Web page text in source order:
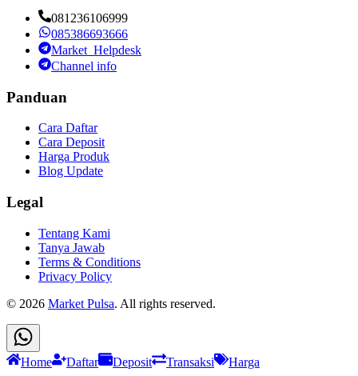
081236106999
085386693666
Market_Helpdesk
Channel info
Panduan
Cara Daftar
Cara Deposit
Harga Produk
Blog Update
Legal
Tentang Kami
Tanya Jawab
Terms & Conditions
Privacy Policy
© 2026 Market Pulsa. All rights reserved.
Home Daftar Deposit Transaksi Harga